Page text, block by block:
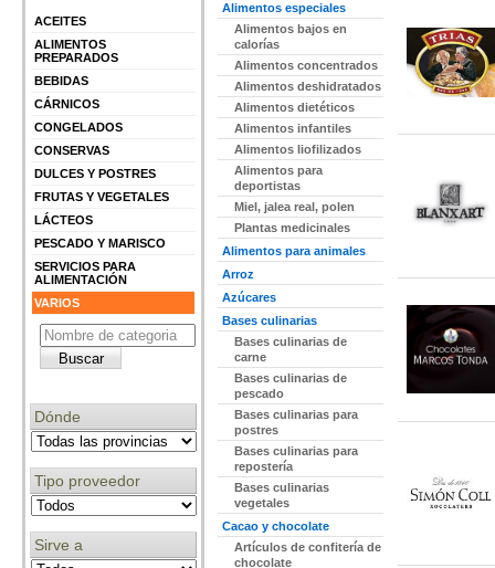
ACEITES
ALIMENTOS
PREPARADOS
BEBIDAS
CÁRNICOS
CONGELADOS
CONSERVAS
DULCES Y POSTRES
FRUTAS Y VEGETALES
LÁCTEOS
PESCADO Y MARISCO
SERVICIOS PARA
ALIMENTACIÓN
VARIOS
Dónde
Tipo proveedor
Sirve a
Alimentos especiales
Alimentos bajos en
calorías
Alimentos concentrados
Alimentos deshidratados
Alimentos dietéticos
Alimentos infantiles
Alimentos liofilizados
Alimentos para
deportistas
Miel, jalea real, polen
Plantas medicinales
Alimentos para animales
Arroz
Azúcares
Bases culinarias
Bases culinarias de
carne
Bases culinarias de
pescado
Bases culinarias para
postres
Bases culinarias para
repostería
Bases culinarias
vegetales
Cacao y chocolate
Artículos de confitería de
chocolate